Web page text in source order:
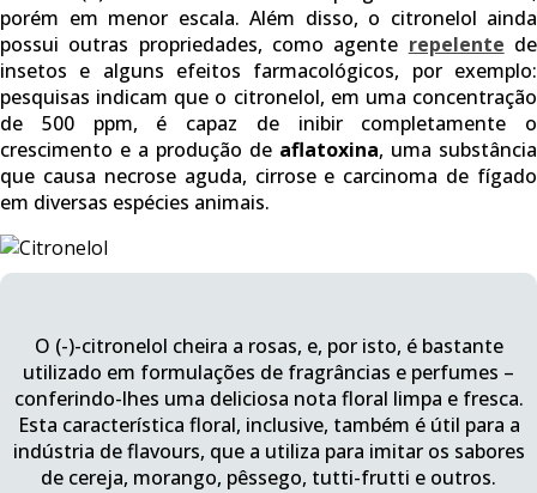
porém em menor escala. Além disso, o citronelol ainda
possui outras propriedades, como agente repelente de
insetos e alguns efeitos farmacológicos, por exemplo:
pesquisas indicam que o citronelol, em uma concentração
de 500 ppm, é capaz de inibir completamente o
crescimento e a produção de aflatoxina, uma substância
que causa necrose aguda, cirrose e carcinoma de fígado
em diversas espécies animais.
O (-)-citronelol cheira a rosas, e, por isto, é bastante
utilizado em formulações de fragrâncias e perfumes –
conferindo-lhes uma deliciosa nota floral limpa e fresca.
Esta característica floral, inclusive, também é útil para a
indústria de flavours, que a utiliza para imitar os sabores
de cereja, morango, pêssego, tutti-frutti e outros.